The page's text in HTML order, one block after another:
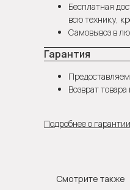
Бесплатная
всю технику,
Самовывоз в
Гарантия
Возврат
Подробнее о
Смотрите также